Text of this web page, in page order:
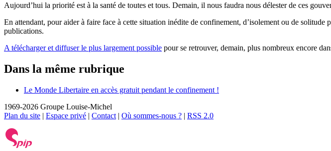
Aujourd’hui la priorité est à la santé de toutes et tous. Demain, il nous faudra nous délester de ces
En attendant, pour aider à faire face à cette situation inédite de confinement, d’isolement ou de
publications.
A télécharger et diffuser le plus largement possible pour se retrouver, demain, plus nombreux encore
Dans la même rubrique
Le Monde Libertaire en accès gratuit pendant le confinement !
1969-2026 Groupe Louise-Michel
Plan du site | Espace privé | Contact | Où sommes-nous ? | RSS 2.0